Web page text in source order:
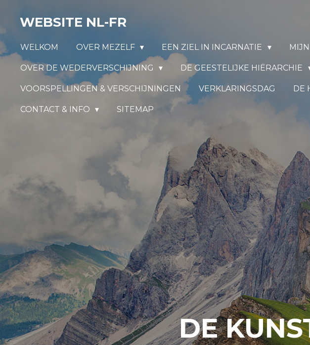
direct
de
hoofdinhoud
WEBSITE NL-FR
WELKOM OVER MEZELF EEN ZIEL IN INCARNATIE
OVER DE WEDERVERSCHIJNING DE GEESTELIJKE HIËRARCHIE
VOORSPELLINGEN & VERSCHIJNINGEN VERKLARINGSDAG DE
CONTACT & INFO SITEMAP
DE